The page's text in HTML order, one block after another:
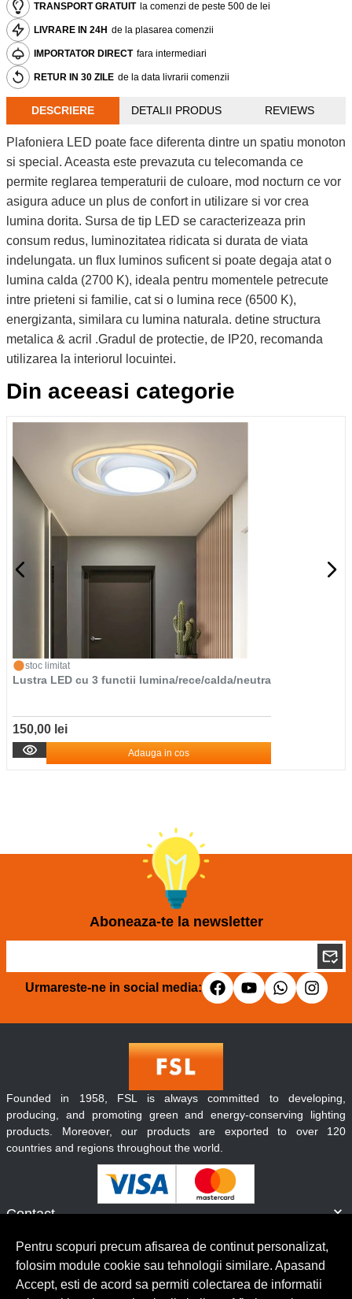
TRANSPORT GRATUIT la comenzi de peste 500 de lei
LIVRARE IN 24H de la plasarea comenzii
IMPORTATOR DIRECT fara intermediari
RETUR IN 30 ZILE de la data livrarii comenzii
DESCRIERE DETALII PRODUS REVIEWS
Plafoniera LED poate face diferenta dintre un spatiu monoton
si special. Aceasta este prevazuta cu telecomanda ce
permite reglarea temperaturii de culoare, mod nocturn ce vor
asigura aduce un plus de confort in utilizare si vor crea
lumina dorita. Sursa de tip LED se caracterizeaza prin
consum redus, luminozitatea ridicata si durata de viata
indelungata. un flux luminos suficent si poate degaja atat o
lumina calda (2700 K), ideala pentru momentele petrecute
intre prieteni si familie, cat si o lumina rece (6500 K),
energizanta, similara cu lumina naturala. detine structura
metalica & acril .Gradul de protectie, de IP20, recomanda
utilizarea la interiorul locuintei.
Din aceeasi categorie
stoc limitat
Lustra LED cu 3 functii lumina/rece/calda/neutra
150,00 lei
Adauga in cos
Aboneaza-te la newsletter
Urmareste-ne in social media:
Contact
Servicii clienti
Founded in 1958, FSL is always committed to developing,
producing, and promoting green and energy-conserving lighting
products. Moreover, our products are exported to over 120
countries and regions throughout the world.
Pentru scopuri precum afisarea de continut personalizat,
folosim module cookie sau tehnologii similare. Apasand
Accept, esti de acord sa permiti colectarea de informatii